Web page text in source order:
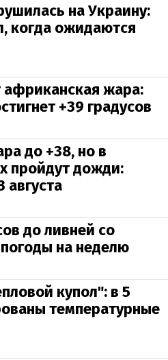
на Украину:
когда ожидаются
африканская жара:
+39 градусов
до +38, но в
пройдут дожди:
августа
до ливней со
на неделю
купол": в 5
температурные